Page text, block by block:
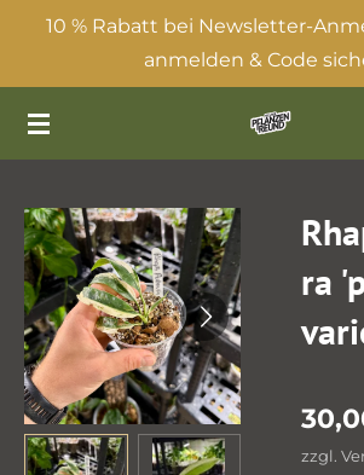
Zum10 % Rabatt bei Newsletter-
anmelden & Code
ra
zzgl.